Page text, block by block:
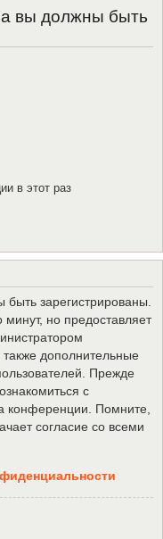
вы должны быть
в этот раз
зарегистрированы.
минут, но предоставляет
дополнительные
Прежде
с
конференции. Помните,
согласие со всеми